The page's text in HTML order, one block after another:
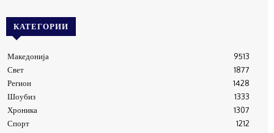
КАТЕГОРИИ
Македонија
9513
Свет
1877
Регион
1428
Шоубиз
1333
Хроника
1307
Спорт
1212